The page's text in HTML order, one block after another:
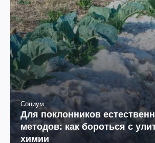
Социум
Для поклонников
методов: как бороться с
химии